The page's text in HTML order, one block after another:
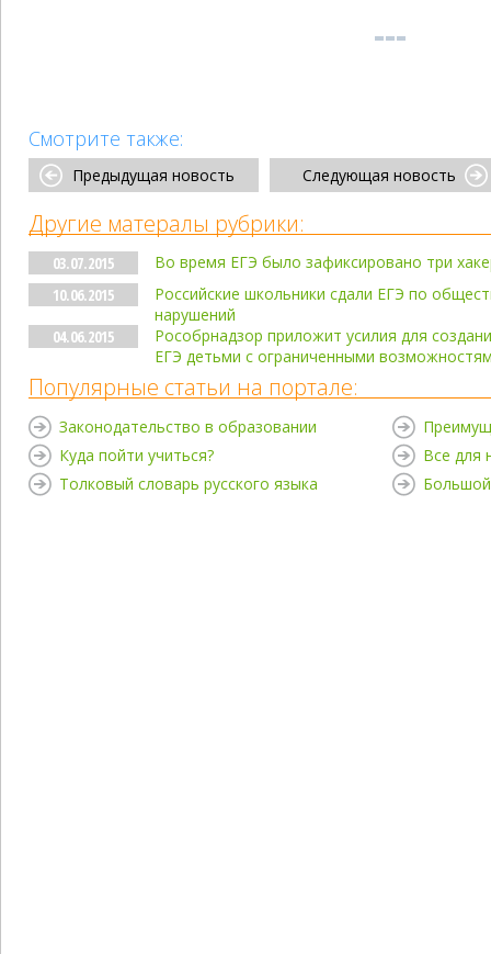
Смотрите также:
Предыдущая новость Следующая новость
Другие матералы рубрики:
03.07.2015
Во время ЕГЭ было зафиксировано три
10.06.2015
Российские школьники сдали ЕГЭ по
нарушений
04.06.2015
Рособрнадзор приложит усилия для
ЕГЭ детьми с ограниченными
Популярные статьи на портале:
Законодательство в образовании
Куда пойти учиться?
Толковый словарь русского языка
Все для
Большой